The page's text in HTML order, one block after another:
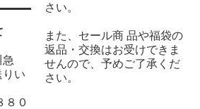
い
８０
さい。
また、セール商 品や福袋の
返品・交換はお受けできま
せんので、予めご了承くだ
さい。